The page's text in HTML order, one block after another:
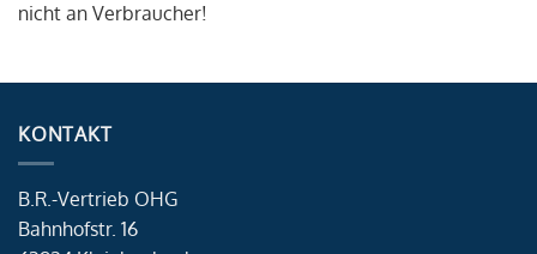
nicht an Verbraucher!
KONTAKT
B.R.-Vertrieb OHG
Bahnhofstr. 16